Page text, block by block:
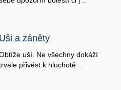
Uši a záněty
uší. Ne všechny dokáží
přivést k hluchotě ..